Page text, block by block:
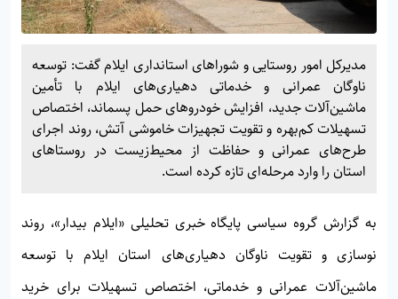
مدیرکل امور روستایی و شوراهای استانداری ایلام گفت: توسعه
ناوگان عمرانی و خدماتی دهیاری‌های ایلام با تأمین
ماشین‌آلات جدید، افزایش خودروهای حمل پسماند، اختصاص
تسهیلات کم‌بهره و تقویت تجهیزات خاموشی آتش، روند اجرای
طرح‌های عمرانی و حفاظت از محیط‌زیست در روستاهای
استان را وارد مرحله‌ای تازه کرده است.
به گزارش گروه سیاسی پایگاه خبری تحلیلی«ایلام بیدار»، روند
نوسازی و تقویت ناوگان دهیاری‌های استان ایلام با توسعه
ماشین‌آلات عمرانی و خدماتی، اختصاص تسهیلات برای خرید